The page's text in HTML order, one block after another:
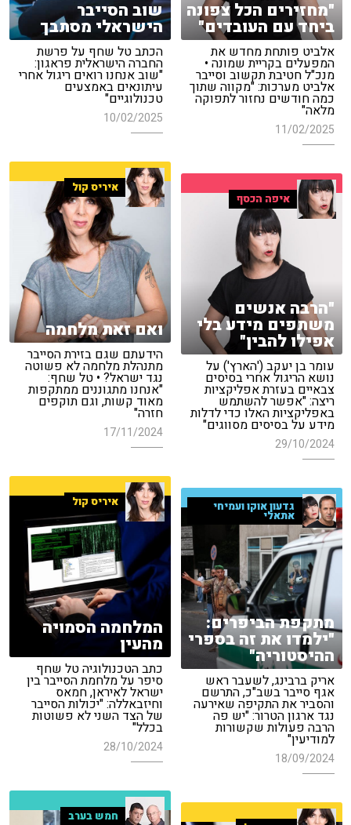
"מחזירים הכל צפונה
ביחד עם העובדים"
אלביט פותחת מחדש את
המפעלים בקריית שמונה •
מנכ"ל חטיבת תקשוב וסייבר
אלביט מערכות: "מקווה שתוך
כמה חודשים נחזור לתפוקה
מלאה"
11/02/2025
שוב הסייבר
הישראלי מסתבך
הכתב טל שחף על פרשת
החברה הישראלית פראגון:
"שוב אנחנו רואים ריגול אחרי
עיתונאים באמצעים
טכנולוגיים"
10/02/2025
איריס קול
ואם זאת מלחמה
הידעתם שגם בזירת הסייבר
מתנהלת מלחמה לא פשוטה
נגד ישראל? • טל שחף:
"אנחנו מתגוננים ממתקפות
מאוד קשות, וגם תוקפים
חזרה"
17/11/2024
איפה הכסף
"הרבה אנשים
משתפים מידע בלי
אפילו להבין"
עומר בן יעקב ('הארץ') על
נושא הריגול אחרי בסיסים
צבאיים בעזרת אפליקציות
ריצה: "אפשר להשתמש
באפליקציות האלו כדי לדלות
מידע על בסיסים מסווגים"
29/10/2024
איריס קול
המלחמה הסמויה
מהעין
כתב הטכנולוגיה טל שחף
סיפר על מלחמת הסייבר בין
ישראל לאיראן, חמאס
וחיזבאללה: "יכולות הסייבר
של הצד השני לא פשוטות
בכלל"
28/10/2024
גדעון אוקו ועמיחי
אתאלי
מתקפת הביפרים:
"ילמדו את זה בספרי
ההיסטוריה"
אריק ברבינג, לשעבר ראש
אגף סייבר בשב"כ, התרשם
והסביר את התקיפה שאירעה
נגד ארגון הטרור: "יש פה
הרבה פעולות שקשורות
למודיעין"
18/09/2024
חמש בערב